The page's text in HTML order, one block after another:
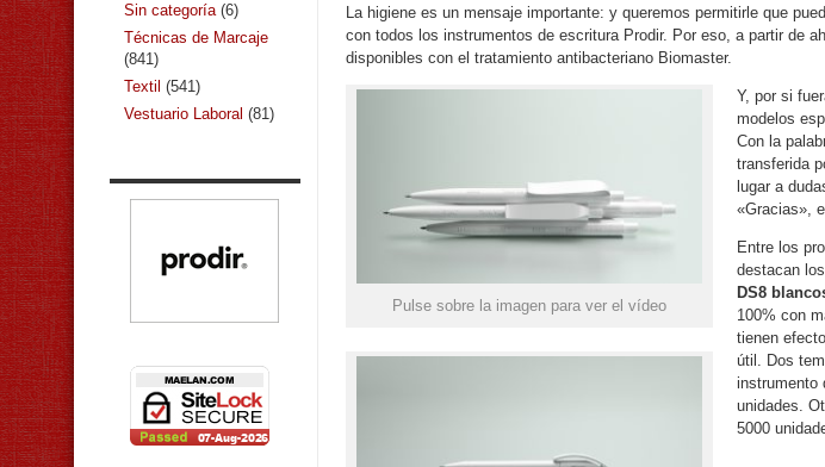
La higiene es un mensaje importante: y queremos permitirle que
con todos los instrumentos de escritura Prodir. Por eso, a partir de
disponibles con el tratamiento antibacteriano Biomaster.
Pulse sobre la imagen para ver el vídeo
Y, por si
modelos
Con la
transferida
lugar a
«Gracias»,
Entre los
destacan los
DS8
100% con
tienen
útil. Dos
instrumento
unidades.
5000
Sin categoría(6)
Técnicas de Marcaje
(841)
Textil (541)
Vestuario Laboral (81)